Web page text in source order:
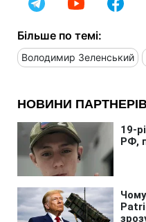
Більше по темі:
Володимир Зеленський